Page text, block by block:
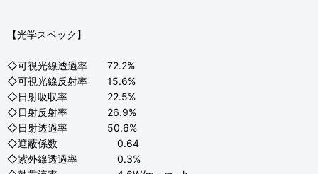
【光学スペック】
◇可視光線透過率 72.2%
◇可視光線反射率 15.6%
◇日射吸収率 22.5%
◇日射反射率 26.9%
◇日射透過率 50.6%
◇遮蔽係数 0.64
◇紫外線透過率 0.3%